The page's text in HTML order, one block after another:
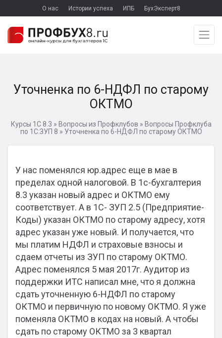
О нас Истории успеха ИПБ БухЭксперт8
Уточненка по 6-НДФЛ по старому
ОКТМО
Курсы 1С 8.3 » Вопросы из Профклубов » Вопросы Профклуба
по 1С:ЗУП 8 » Уточненка по 6-НДФЛ по старому ОКТМО
У нас поменялся юр.адрес еще в мае в
пределах одной налоговой. В 1с-бухгалтерия
8.3 указан новый адрес и ОКТМО ему
соответствует. А в 1С- ЗУП 2.5 (Предприятие-
Коды) указан ОКТМО по старому адресу, хотя
адрес указан уже новый. И получается, что
мы платим НДФЛ и страховые взносы и
сдаем отчеты из ЗУП по старому ОКТМО.
Адрес поменялся 5 мая 2017г. Аудитор из
поддержки ИТС написал мне, что я должна
сдать уточненную 6-НДФЛ по старому
ОКТМО и первичную по новому ОКТМО. Я уже
поменяла ОКТМО в кодах на новый. А чтобы
сдать по старому ОКТМО за 3 квартал